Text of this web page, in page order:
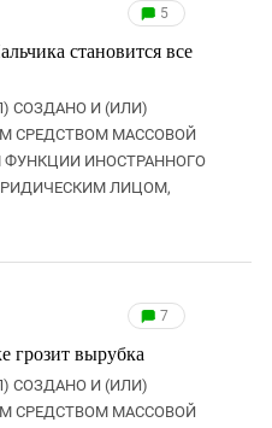
5
становится все
СОЗДАНО И (ИЛИ)
СРЕДСТВОМ МАССОВОЙ
ИНОСТРАННОГО
ЛИЦОМ,
7
грозит вырубка
СОЗДАНО И (ИЛИ)
СРЕДСТВОМ МАССОВОЙ